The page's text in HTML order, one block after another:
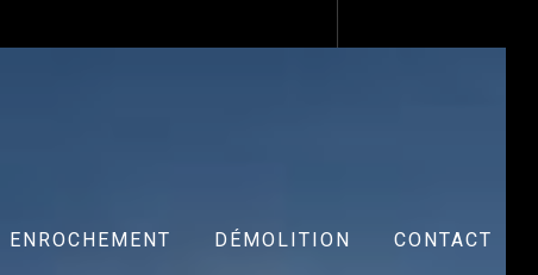
ENROCHEMENT DÉMOLITION CONTACT